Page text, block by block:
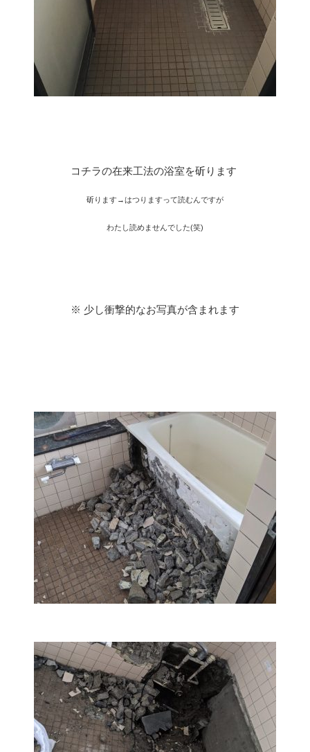
コチラの在来工法の浴室を斫ります
斫ります→はつりますって読むんですが
わたし読めませんでした(笑)
※ 少し衝撃的なお写真が含まれます